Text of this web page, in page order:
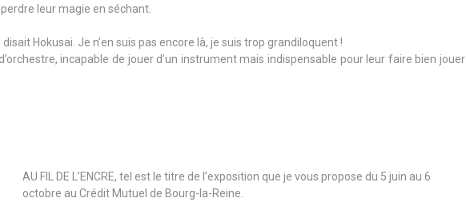
leur magie en séchant.
Hokusai. Je n’en suis pas encore là, je suis trop grandiloquent !
incapable de jouer d’un instrument mais indispensable pour leur faire bien jouer
AU FIL DE L’ENCRE, tel est le titre de l’exposition que je vous propose du 5 juin au 6
octobre au Crédit Mutuel de Bourg-la-Reine.